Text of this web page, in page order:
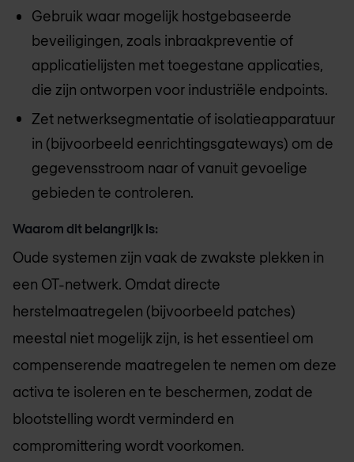
Gebruik waar mogelijk hostgebaseerde
beveiligingen, zoals inbraakpreventie of
applicatielijsten met toegestane applicaties,
die zijn ontworpen voor industriële endpoints.
Zet netwerksegmentatie of isolatieapparatuur
in (bijvoorbeeld eenrichtingsgateways) om de
gegevensstroom naar of vanuit gevoelige
gebieden te controleren.
Waarom dit belangrijk is:
Oude systemen zijn vaak de zwakste plekken in
een OT-netwerk. Omdat directe
herstelmaatregelen (bijvoorbeeld patches)
meestal niet mogelijk zijn, is het essentieel om
compenserende maatregelen te nemen om deze
activa te isoleren en te beschermen, zodat de
blootstelling wordt verminderd en
compromittering wordt voorkomen.